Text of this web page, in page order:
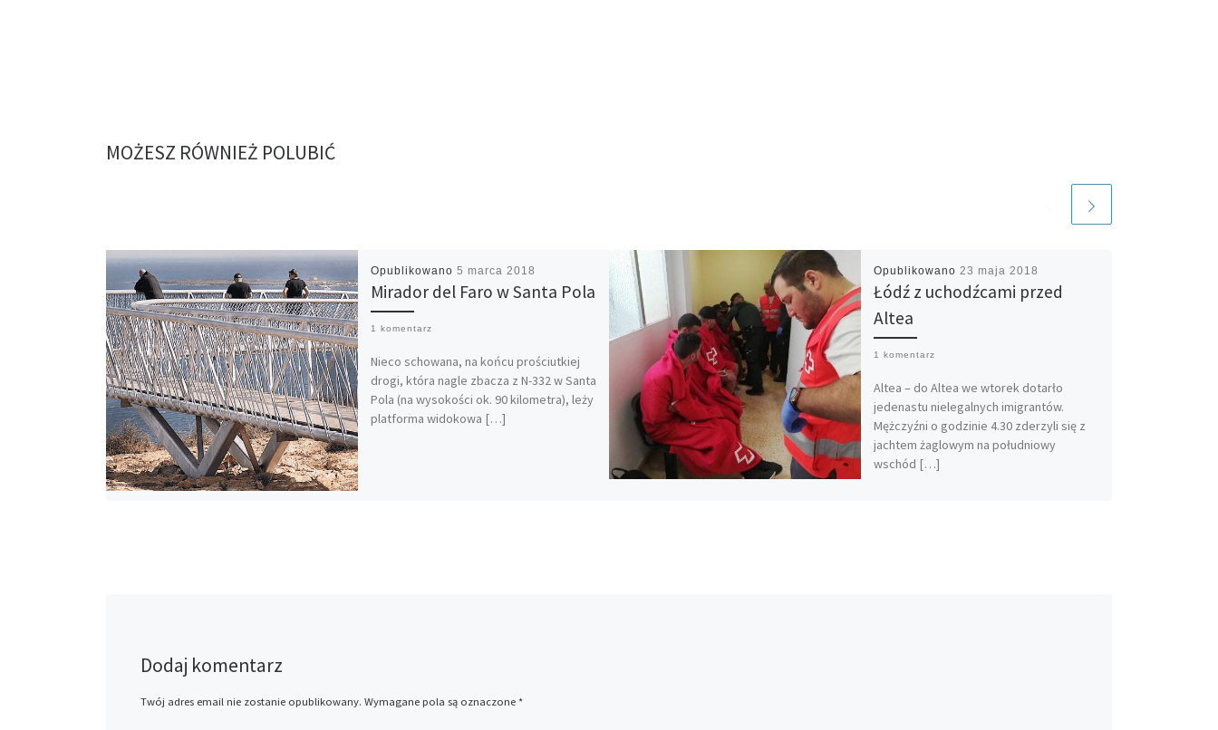
MOŻESZ RÓWNIEŻ POLUBIĆ
Opublikowano 5 marca 2018
Mirador del Faro w Santa Pola
1 komentarz
Nieco schowana, na końcu prościutkiej
drogi, która nagle zbacza z N-332 w Santa
Pola (na wysokości ok. 90 kilometra), leży
platforma widokowa […]
Opublikowano 23 maja 2018
Łódź z uchodźcami przed
Altea
1 komentarz
Altea – do Altea we wtorek dotarło
jedenastu nielegalnych imigrantów.
Mężczyźni o godzinie 4.30 zderzyli się z
jachtem żaglowym na południowy
wschód […]
Dodaj komentarz
Twój adres email nie zostanie opublikowany. Wymagane pola są oznaczone *